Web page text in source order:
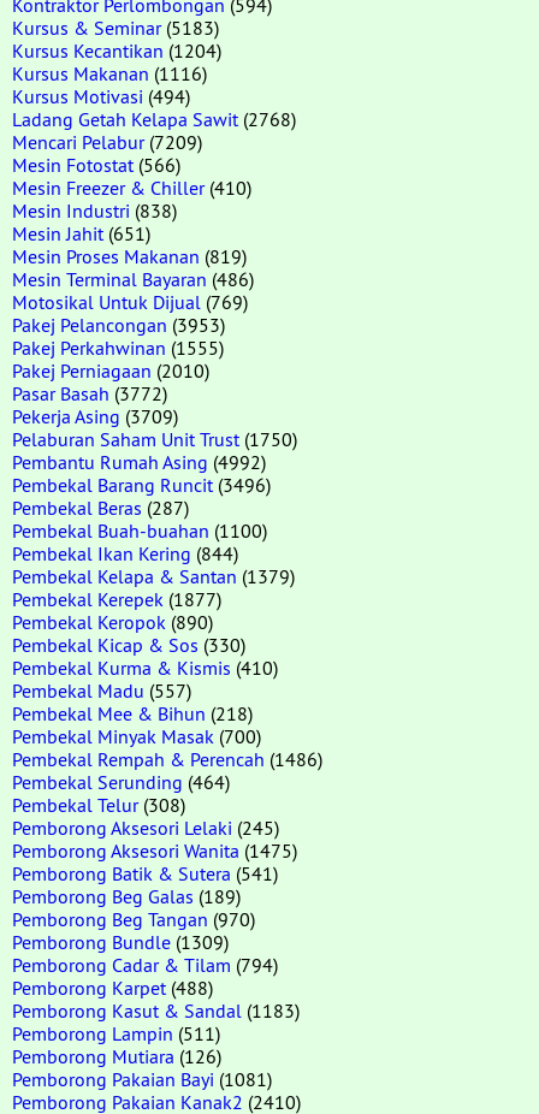
Kursus & Seminar(5183)
Kursus Kecantikan (1204)
Kursus Makanan (1116)
Kursus Motivasi (494)
Ladang Getah Kelapa Sawit (2768)
Mencari Pelabur(7209)
Mesin Fotostat (566)
Mesin Freezer & Chiller(410)
Mesin Industri (838)
Mesin Jahit (651)
Mesin Proses Makanan (819)
Mesin Terminal Bayaran (486)
Motosikal Untuk Dijual (769)
Pakej Pelancongan (3953)
Pakej Perkahwinan (1555)
Pakej Perniagaan (2010)
Pasar Basah (3772)
Pekerja Asing (3709)
Pelaburan Saham Unit Trust (1750)
Pembantu Rumah Asing (4992)
Pembekal Barang Runcit (3496)
Pembekal Beras (287)
Pembekal Buah-buahan (1100)
Pembekal Ikan Kering (844)
Pembekal Kelapa & Santan (1379)
Pembekal Kerepek (1877)
Pembekal Keropok (890)
Pembekal Kicap & Sos (330)
Pembekal Kurma & Kismis (410)
Pembekal Madu (557)
Pembekal Mee & Bihun (218)
Pembekal Minyak Masak (700)
Pembekal Rempah & Perencah (1486)
Pembekal Serunding (464)
Pembekal Telur(308)
Pemborong Aksesori Lelaki (245)
Pemborong Aksesori Wanita (1475)
Pemborong Batik & Sutera (541)
Pemborong Beg Galas (189)
Pemborong Beg Tangan (970)
Pemborong Bundle (1309)
Pemborong Cadar & Tilam (794)
Pemborong Karpet (488)
Pemborong Kasut & Sandal (1183)
Pemborong Lampin (511)
Pemborong Mutiara (126)
Pemborong Pakaian Bayi (1081)
Pemborong Pakaian Kanak2 (2410)